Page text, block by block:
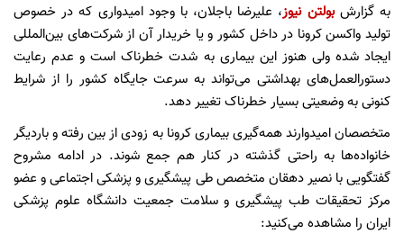
به گزارشبولتن نیوز، علیرضا باجلان، با وجود امیدواری که در خصوص
تولید واکسن کرونا در داخل کشور و یا خریدار آن از شرکت‌های بین‌المللی
ایجاد شده ولی هنوز این بیماری به شدت خطرناک است و عدم رعایت
دستورالعمل‌های بهداشتی می‌تواند به سرعت جایگاه کشور را از شرایط
کنونی به وضعیتی بسیار خطرناک تغییر دهد.
متخصصان امیدوارند همه‌گیری بیماری کرونا به زودی از بین رفته و باردیگر
خانواده‌ها به راحتی گذشته در کنار هم جمع شوند. در ادامه مشروح
گفتگویی با نصیر دهقان متخصص طی پیشگیری و پزشکی اجتماعی و عضو
مرکز تحقیقات طب پیشگیری و سلامت جمعیت دانشگاه علوم پزشکی
ایران را مشاهده می‌کنید: